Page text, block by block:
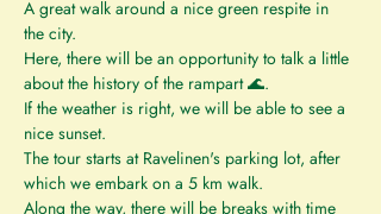
A great walk around a nice green respite in
the city.
Here, there will be an opportunity to talk a little
about the history of the rampart 🌊.
If the weather is right, we will be able to see a
nice sunset.
The tour starts at Ravelinen's parking lot, after
which we embark on a 5 km walk.
Along the way, there will be breaks with time